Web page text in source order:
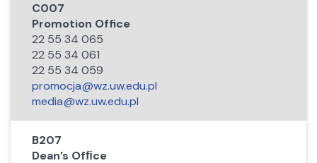
C007
Promotion Office
22 55 34 065
22 55 34 061
22 55 34 059
promocja@wz.uw.edu.pl
media@wz.uw.edu.pl
B207
Dean’s Ofﬁce